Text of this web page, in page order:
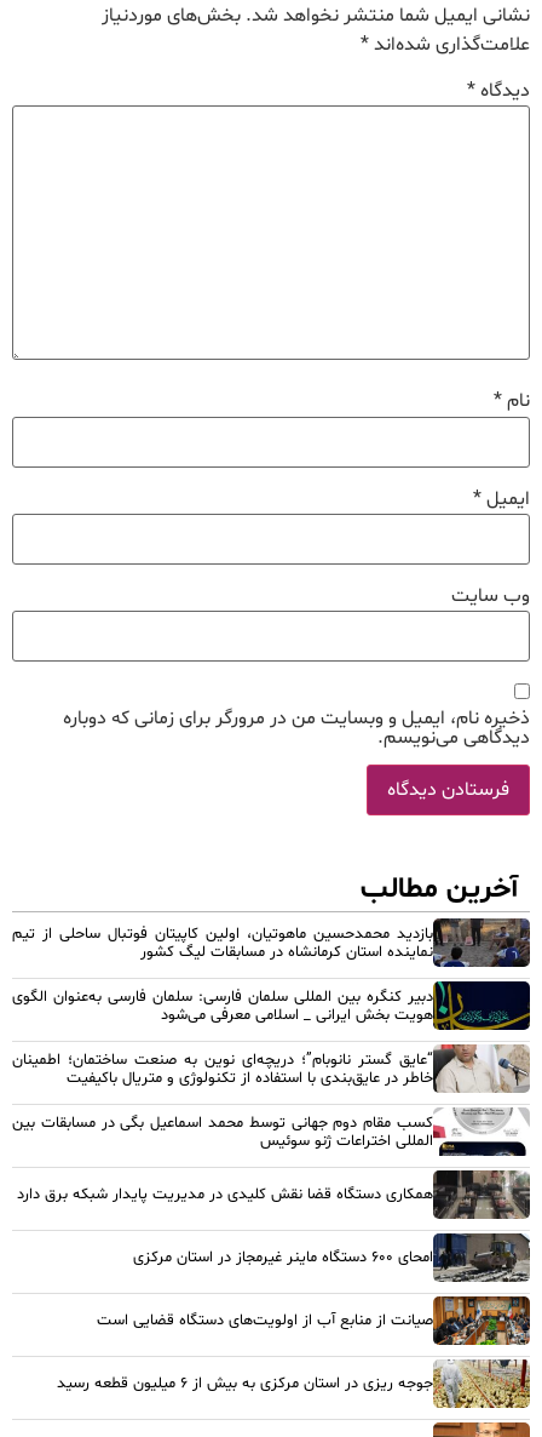
نشانی ایمیل شما منتشر نخواهد شد. بخش‌های موردنیاز
علامت‌گذاری شده‌اند*
دیدگاه*
نام*
ایمیل*
وب‌ سایت
ذخیره نام، ایمیل و وبسایت من در مرورگر برای زمانی که دوباره
دیدگاهی می‌نویسم.
آخرین مطالب
بازدید محمدحسین ماهوتیان، اولین کاپیتان فوتبال ساحلی از تیم
نماینده استان کرمانشاه در مسابقات لیگ کشور
دبیر کنگره بین المللی سلمان فارسی: سلمان فارسی به‌عنوان الگوی
هویت بخش ایرانی _ اسلامی معرفی می‌شود
“عایق گستر نانوبام”؛ دریچه‌ای نوین به صنعت ساختمان؛ اطمینان
خاطر در عایق‌بندی با استفاده از تکنولوژی و متریال باکیفیت
کسب مقام دوم جهانی توسط محمد اسماعیل بگی در مسابقات بین
المللی اختراعات ژنو سوئیس
همکاری دستگاه قضا نقش کلیدی در مدیریت پایدار شبکه برق دارد
امحای ۶۰۰ دستگاه ماینر غیرمجاز در استان مرکزی
صیانت از منابع آب از اولویت‌های دستگاه قضایی است
جوجه ریزی در استان مرکزی به بیش از ۶ میلیون قطعه رسید